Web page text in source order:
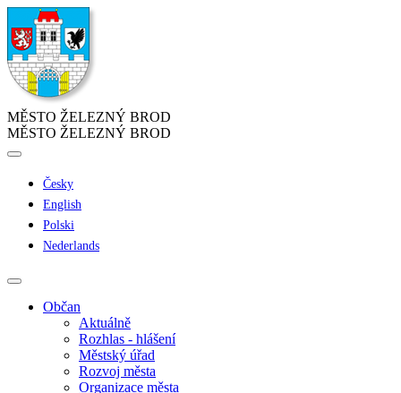
MĚSTO ŽELEZNÝ BROD
MĚSTO ŽELEZNÝ BROD
Česky
English
Polski
Nederlands
Občan
Aktuálně
Rozhlas - hlášení
Městský úřad
Rozvoj města
Organizace města